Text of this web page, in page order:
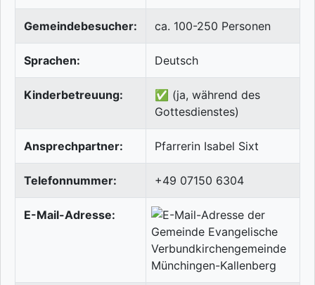
Gemeindebesucher: ca. 100-250 Personen
Sprachen: Deutsch
Kinderbetreuung:
✅ (ja, während des
Gottesdienstes)
Ansprechpartner: Pfarrerin Isabel Sixt
Telefonnummer: +49 07150 6304
E-Mail-Adresse: